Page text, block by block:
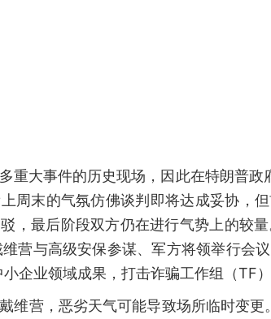
重大事件的历史现场，因此在特朗普
周末的气氛仿佛谈判即将达成妥协，
，最后阶段双方仍在进行气势上的较
营与高级安保参谋、军方将领举行会
企业领域成果，打击诈骗工作组（TF
维营，恶劣天气可能导致场所临时变